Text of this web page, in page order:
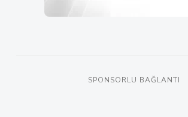
SPONSORLU BAĞLANTI